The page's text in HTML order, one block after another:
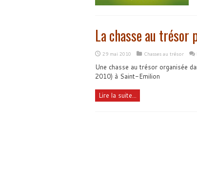
La chasse au trésor
29 mai 2010 Chasses au trésor
Une chasse au trésor organisée
2010) à Saint-Emilion
Lire la suite...